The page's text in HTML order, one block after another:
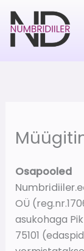
content
Osapooled
OÜ
asukohaga
75101